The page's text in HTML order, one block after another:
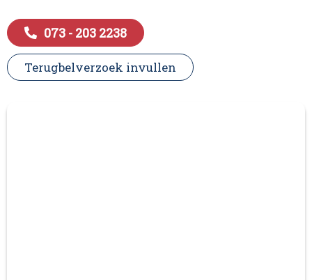
073 - 203 2238
Terugbelverzoek invullen